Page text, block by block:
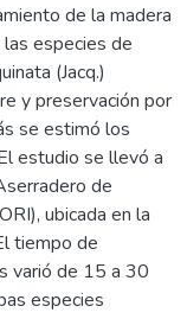
de la madera
especies de
(Jacq.)
y preservación por
se estimó los
estudio se llevó a
de
ubicada en la
tiempo de
varió de 15 a 30
especies